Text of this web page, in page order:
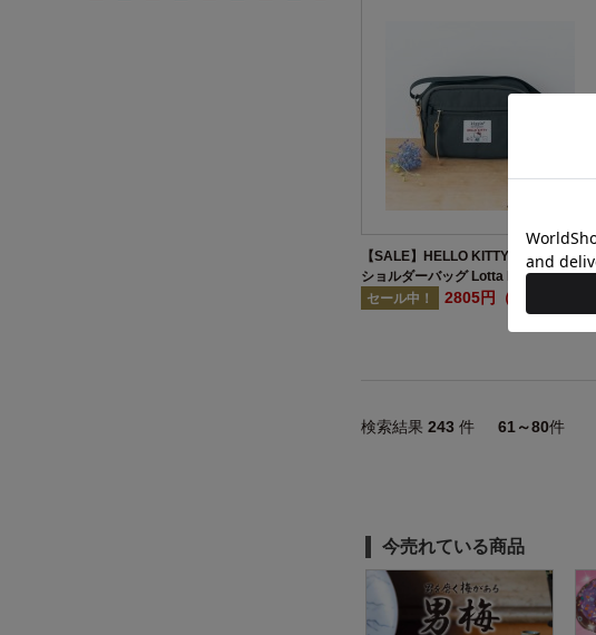
【SALE】HELLO KITTY×kippis ミニ
ショルダーバッグ Lotta BOOK
セール中！
2805円（税込）
検索結果 243 件 61～80件
今売れている商品